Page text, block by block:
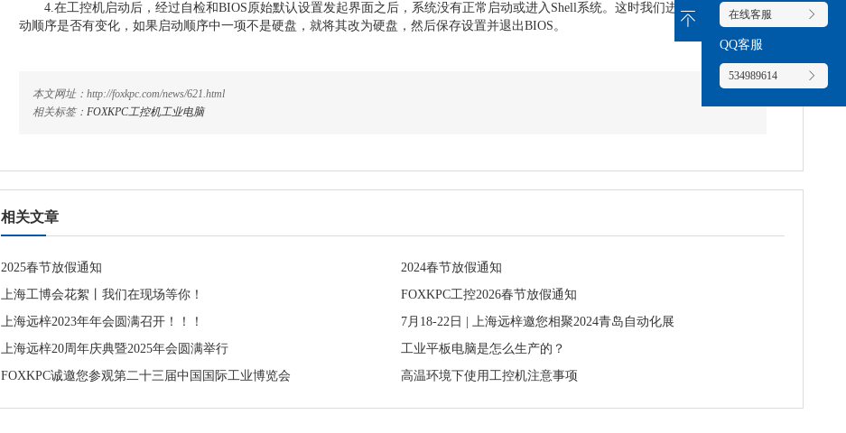
4.在工控机启动后，经过自检和BIOS原始默认设置发起界面之后，系统没有正常启动或进入Shell系统。这时我们进入BIOS查看启
动顺序是否有变化，如果启动顺序中一项不是硬盘，就将其改为硬盘，然后保存设置并退出BIOS。
本文网址：http://foxkpc.com/news/621.html
相关标签： FOXKPC工控机工业电脑
相关文章
2025春节放假通知
2024春节放假通知
上海工博会花絮丨我们在现场等你！
FOXKPC工控2026春节放假通知
上海远梓2023年年会圆满召开！！！
7月18-22日 | 上海远梓邀您相聚2024青岛自动化展
上海远梓20周年庆典暨2025年会圆满举行
工业平板电脑是怎么生产的？
FOXKPC诚邀您参观第二十三届中国国际工业博览会
高温环境下使用工控机注意事项
在线客服
QQ客服
534989614